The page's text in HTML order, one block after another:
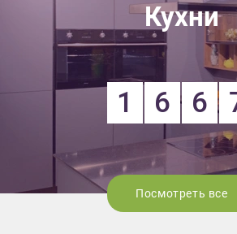
Кухни
1 6 6
Посмотреть все